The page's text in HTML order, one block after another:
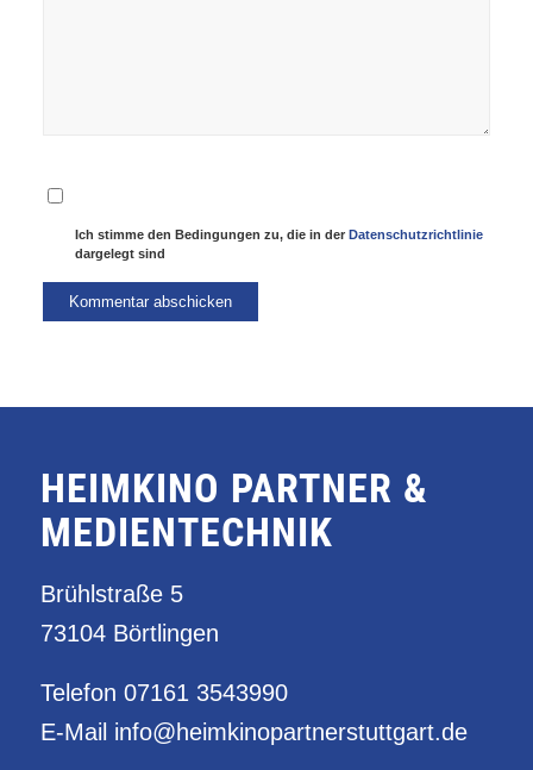
Ich stimme den Bedingungen zu, die in derDatenschutzrichtlinie
dargelegt sind
HEIMKINO PARTNER &
MEDIENTECHNIK
Brühlstraße 5
73104 Börtlingen
Telefon 07161 3543990
E-Mail info@heimkinopartnerstuttgart.de